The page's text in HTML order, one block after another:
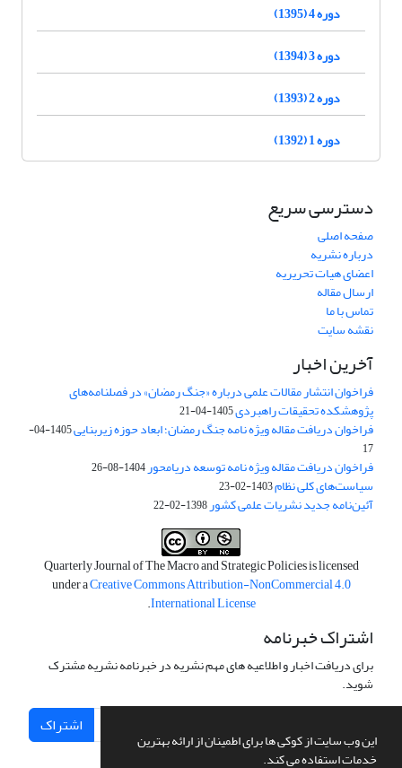
این وب سایت از کوکی ها برای اطمینان از ارائه بهترین
خدمات استفاده می کند.
دوره 4 (1395)
دوره 3 (1394)
دوره 2 (1393)
دوره 1 (1392)
دسترسی سریع
صفحه اصلی
درباره نشریه
اعضای هیات تحریریه
ارسال مقاله
تماس با ما
نقشه سایت
آخرین اخبار
فراخوان انتشار مقالات علمی درباره «جنگ رمضان» در فصلنامه‌های
پژوهشکده تحقیقات راهبردی1405-04-21
فراخوان دریافت مقاله ویژه نامه جنگ رمضان؛ ابعاد حوزه زیربنایی
1405-04-
17
فراخوان دریافت مقاله ویژه نامه توسعه دریامحور1404-08-26
سیاست‌های کلی نظام1403-02-23
آئین‌نامه جدید نشریات علمی کشور1398-02-22
Quarterly Journal of The Macro and Strategic Policies is licensed
under aCreative Commons Attribution-NonCommercial 4.0
International License
.
اشتراک خبرنامه
برای دریافت اخبار و اطلاعیه های مهم نشریه در خبرنامه نشریه مشترک
شوید.
اشتراک